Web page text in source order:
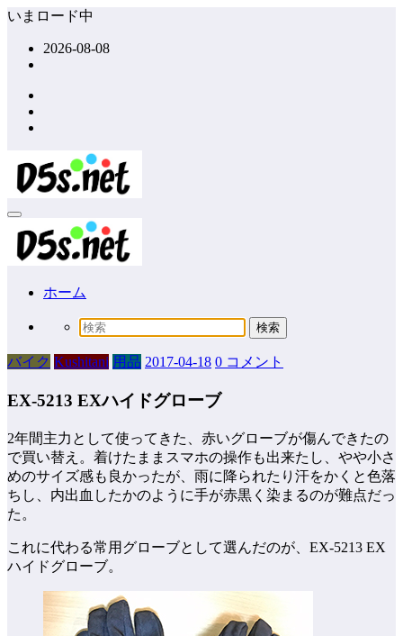
コ
ッ
プ
いまロード中
2026-08-08
ホーム
バイク Kushitani 用品 2017-04-18 0 コメント
EX-5213 EXハイドグローブ
2年間主力として使ってきた、赤いグローブが傷んできたの
で買い替え。着けたままスマホの操作も出来たし、やや小さ
めのサイズ感も良かったが、雨に降られたり汗をかくと色落
ちし、内出血したかのように手が赤黒く染まるのが難点だっ
た。
これに代わる常用グローブとして選んだのが、EX-5213 EX
ハイドグローブ。